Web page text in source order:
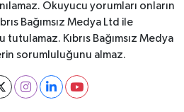
Okuyucu yorumları onların
Bağımsız Medya Ltd ile
Kıbrıs Bağımsız Medya
sorumluluğunu almaz.